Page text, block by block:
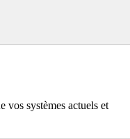
vos systèmes actuels et